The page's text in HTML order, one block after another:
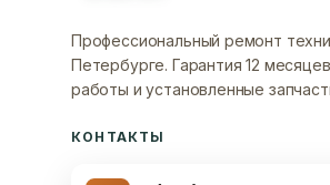
Профессиональный ремонт
Петербурге. Гарантия 12
работы и установленные
КОНТАКТЫ